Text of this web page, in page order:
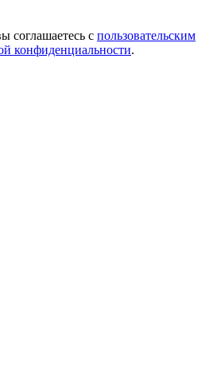
соглашаетесь с пользовательским
конфиденциальности.